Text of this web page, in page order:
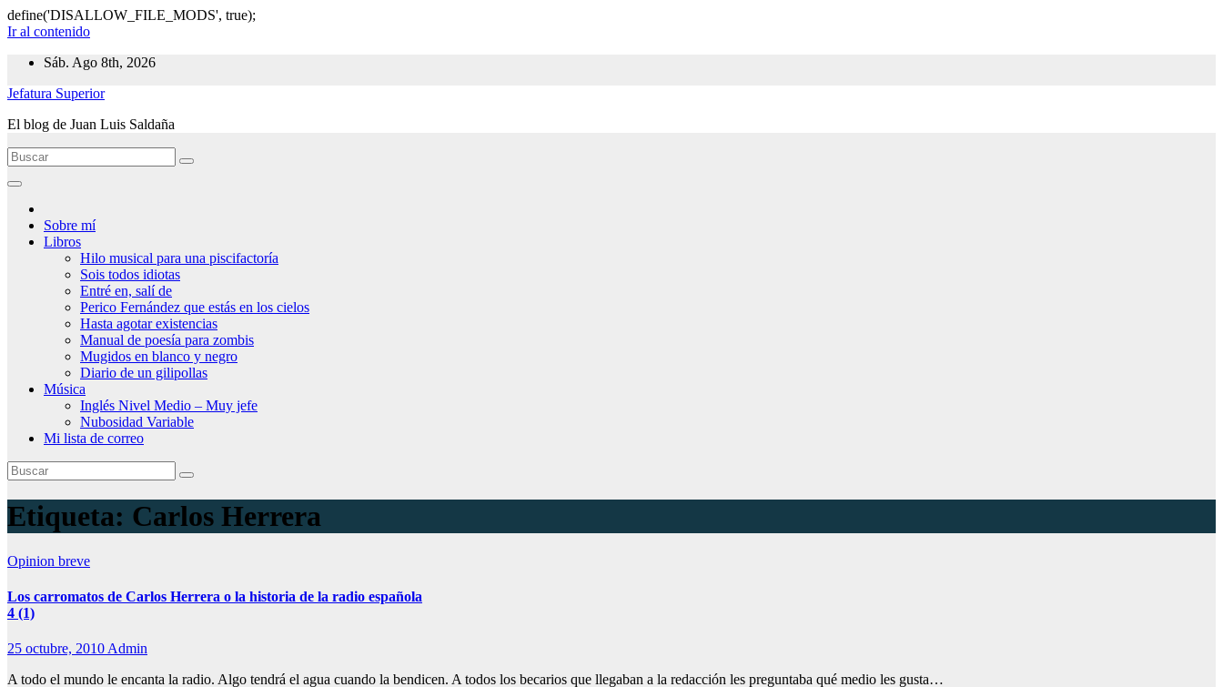
define('DISALLOW_FILE_MODS', true);
Ir al contenido
Sáb. Ago 8th, 2026
Jefatura Superior
El blog de Juan Luis Saldaña
Sobre mí
Libros
Hilo musical para una piscifactoría
Sois todos idiotas
Entré en, salí de
Perico Fernández que estás en los cielos
Hasta agotar existencias
Manual de poesía para zombis
Mugidos en blanco y negro
Diario de un gilipollas
Música
Inglés Nivel Medio – Muy jefe
Nubosidad Variable
Mi lista de correo
Etiqueta: Carlos Herrera
Opinion breve
Los carromatos de Carlos Herrera o la historia de la radio española
4 (1)
25 octubre, 2010Admin
A todo el mundo le encanta la radio. Algo tendrá el agua cuando la bendicen. A todos los becarios que llegaban a la redacción les preguntaba qué medio les gusta…